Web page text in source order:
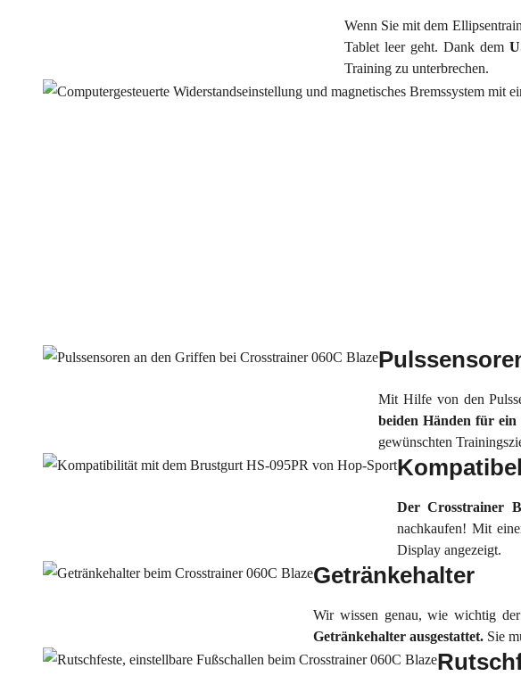
Wenn Sie mit dem
Tablet leer geht. Dank dem
Training zu unterbrechen.
Mit Hilfe von den
beiden Händen für ein
gewünschten
Der Crosstrainer
nachkaufen! Mit
Display angezeigt.
Getränkehalter
Wir wissen genau, wie wichtig
Getränkehalter ausgestattet. Sie